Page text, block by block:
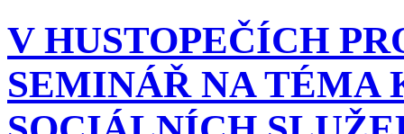
V HUSTOPEČÍCH
SEMINÁŘ NA TÉMA